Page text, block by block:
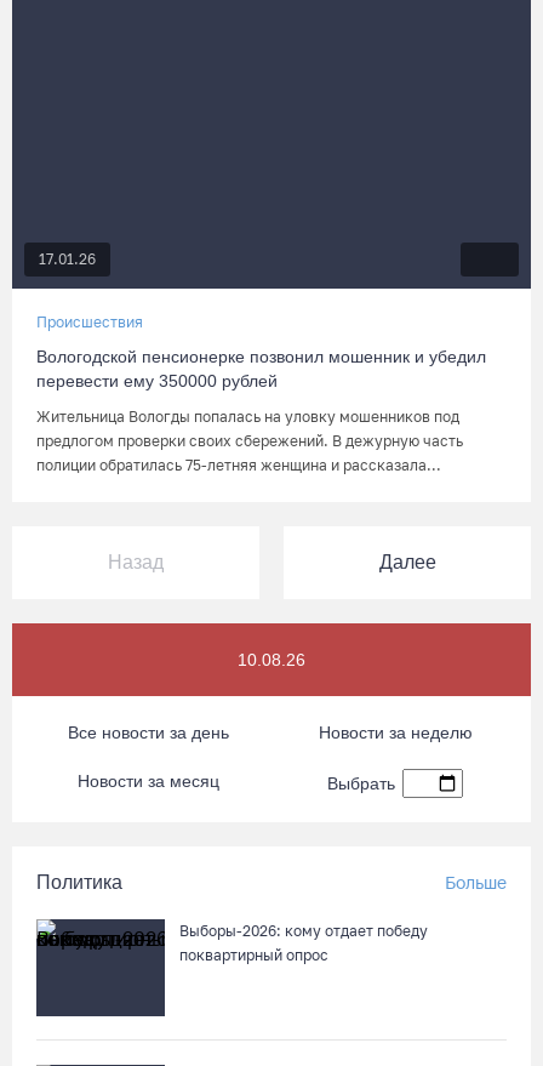
17.01.26
Происшествия
Вологодской пенсионерке позвонил мошенник и убедил
перевести ему 350000 рублей
Жительница Вологды попалась на уловку мошенников под
предлогом проверки своих сбережений. В дежурную часть
полиции обратилась 75-летняя женщина и рассказала...
Назад Далее
10.08.26
Все новости за день Новости за неделю
Новости за месяц Выбрать
Политика Больше
Выборы-2026: кому отдает победу
поквартирный опрос